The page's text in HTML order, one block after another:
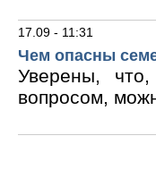
17.09 - 11:31
Чем опасны
Уверены,
вопросом,